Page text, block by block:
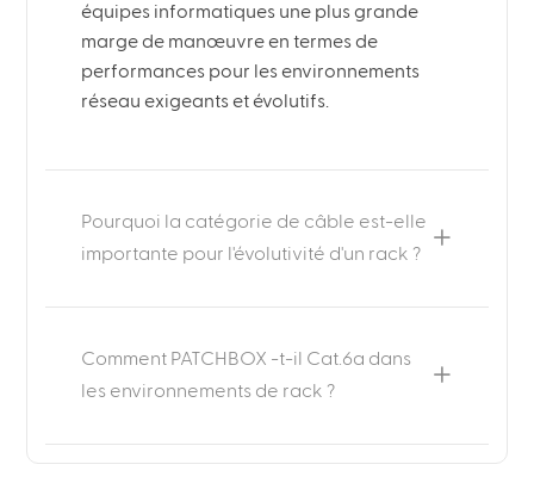
équipes informatiques une plus grande
marge de manœuvre en termes de
performances pour les environnements
réseau exigeants et évolutifs.
Pourquoi la catégorie de câble est-elle
importante pour l'évolutivité d'un rack ?
Comment PATCHBOX -t-il Cat.6a dans
les environnements de rack ?